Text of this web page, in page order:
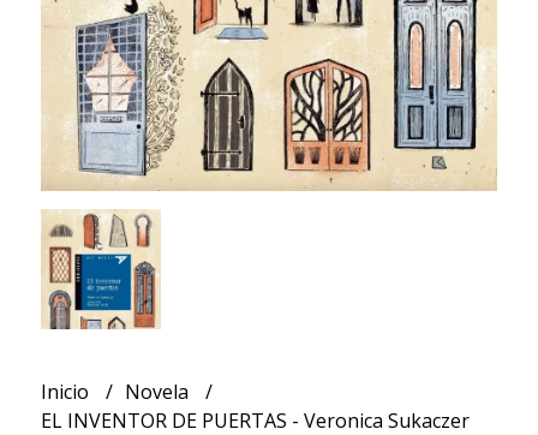
Inicio
Novela
EL INVENTOR DE PUERTAS - Veronica Sukaczer